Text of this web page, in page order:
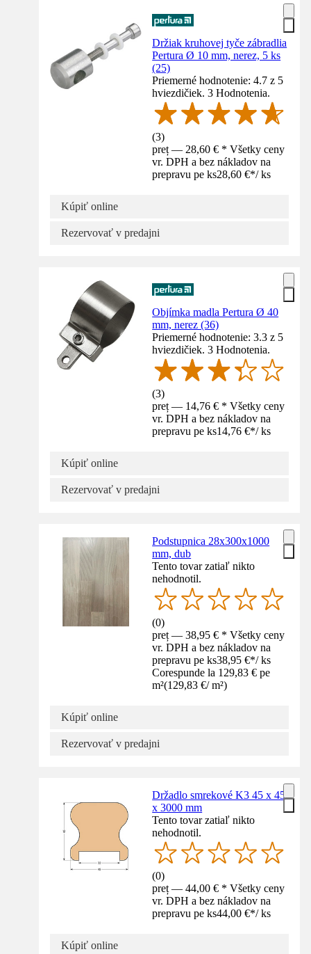
Držiak kruhovej tyče zábradlia
Pertura Ø 10 mm, nerez, 5 ks
(25)
Priemerné hodnotenie: 4.7 z 5
hviezdičiek. 3 Hodnotenia.
(3)
preț — 28,60 € * Všetky ceny
vr. DPH a bez nákladov na
prepravu pe ks28,60 €*/ ks
Kúpiť online
Rezervovať v predajni
Objímka madla Pertura Ø 40
mm, nerez (36)
Priemerné hodnotenie: 3.3 z 5
hviezdičiek. 3 Hodnotenia.
(3)
preț — 14,76 € * Všetky ceny
vr. DPH a bez nákladov na
prepravu pe ks14,76 €*/ ks
Kúpiť online
Rezervovať v predajni
Podstupnica 28x300x1000
mm, dub
Tento tovar zatiaľ nikto
nehodnotil.
(0)
preț — 38,95 € * Všetky ceny
vr. DPH a bez nákladov na
prepravu pe ks38,95 €*/ ks
Corespunde la 129,83 € pe
m²(129,83 €/ m²)
Kúpiť online
Rezervovať v predajni
Držadlo smrekové K3 45 x 45
x 3000 mm
Tento tovar zatiaľ nikto
nehodnotil.
(0)
preț — 44,00 € * Všetky ceny
vr. DPH a bez nákladov na
prepravu pe ks44,00 €*/ ks
Kúpiť online